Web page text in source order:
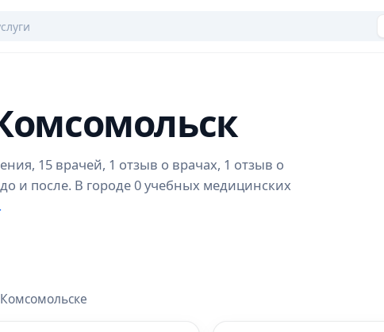
15 врачей, 1 отзыв о врачах, 1 отзыв о
и после. В городе 0 учебных медицинских